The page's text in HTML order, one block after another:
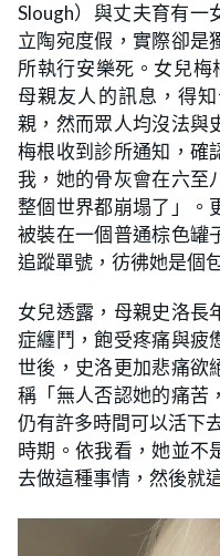
Slough）與丈夫育有一
立陶宛度假，實際卻是
所執行安樂死。女兒梅
母親友人的訊息，得
親，然而眾人均沒法與
梅根收到診所通知，確
我，她的骨灰會在六至
整個世界都崩塌了」。
被裝在一個普通棕色罐
追蹤單號，彷彿她是個
女兒透露，母親史洛長
症纏鬥，飽受疼痛與疲
世後，史洛更加悲痛欲
稱「無人否認她的痛苦
仍有許多時間可以活下
時期。依我看，她並不
去做這種事情，然後就